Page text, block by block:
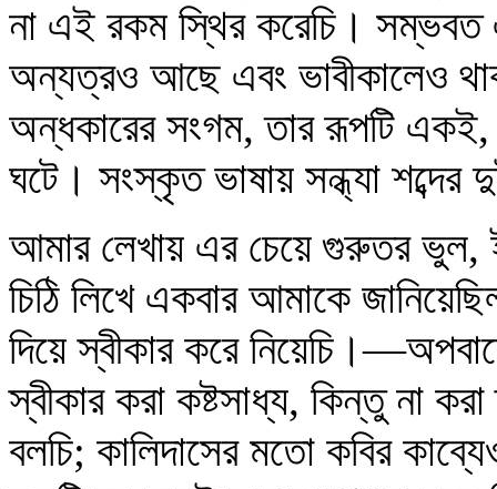
না এই রকম স্থির করেচি। সম্ভবত
অন্যত্রও আছে এবং ভাবীকালেও
অন্ধকারের সংগম, তার রূপটি একই,
ঘটে। সংস্কৃত ভাষায় সন্ধ্যা
আমার লেখায় এর চেয়ে গুরুতর ভুল,
চিঠি লিখে একবার আমাকে
দিয়ে স্বীকার করে
স্বীকার করা কষ্টসাধ্য, কিন্তু না
বলচি; কালিদাসের মতো কবির